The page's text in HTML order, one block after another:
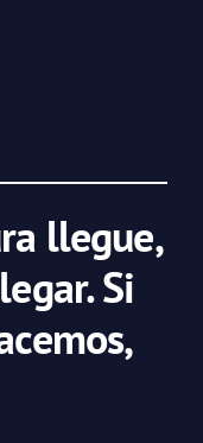
llegue,
Si